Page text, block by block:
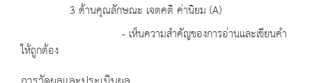
3 ด้านคุณลักษณะ เจตคติ ค่านิยม (A)
- เห็นความสำคัญของการอ่านและเขียนคำ
ให้ถูกต้อง